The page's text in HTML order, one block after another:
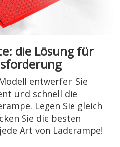
die Lösung für
entwerfen Sie
und schnell die
Legen Sie gleich
Sie die besten
Art von Laderampe!